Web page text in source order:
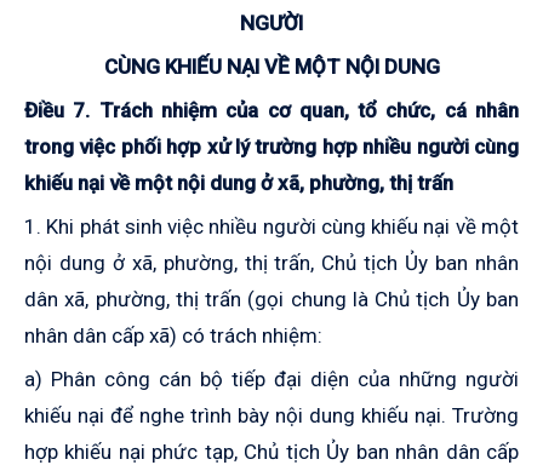
NGƯỜI
CÙNG KHIẾU NẠI VỀ MỘT NỘI DUNG
Điều 7. Trách nhiệm của cơ quan, tổ chức, cá nhân
trong việc phối hợp xử lý trường hợp nhiều người cùng
khiếu nại về một nội dung ở xã, phường, thị trấn
1. Khi phát sinh việc nhiều người cùng khiếu nại về một
nội dung ở xã, phường, thị trấn, Chủ tịch Ủy ban nhân
dân xã, phường, thị trấn (gọi chung là Chủ tịch Ủy ban
nhân dân cấp xã) có trách nhiệm:
a) Phân công cán bộ tiếp đại diện của những người
khiếu nại để nghe trình bày nội dung khiếu nại. Trường
hợp khiếu nại phức tạp, Chủ tịch Ủy ban nhân dân cấp